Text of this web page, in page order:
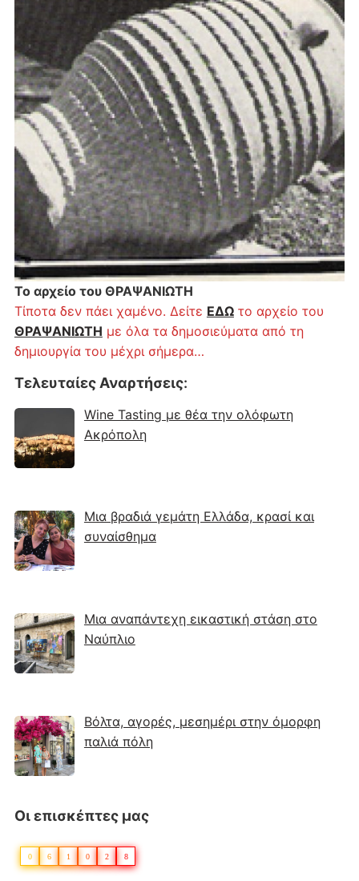
Το αρχείο του ΘΡΑΨΑΝΙΩΤΗ
Τίποτα δεν πάει χαμένο. Δείτε ΕΔΩτο αρχείο του
ΘΡΑΨΑΝΙΩΤΗ με όλα τα δημοσιεύματα από τη
δημιουργία του μέχρι σήμερα…
Τελευταίες Αναρτήσεις:
Wine Tasting με θέα την ολόφωτη
Ακρόπολη
Μια βραδιά γεμάτη Ελλάδα, κρασί και
συναίσθημα
Μια αναπάντεχη εικαστική στάση στο
Ναύπλιο
Βόλτα, αγορές, μεσημέρι στην όμορφη
παλιά πόλη
Οι επισκέπτες μας
0 6 1 0 2 8